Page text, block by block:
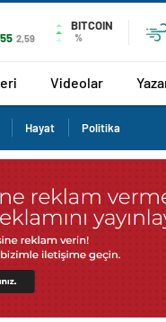
2,59
BITCOIN
%
Videolar
Hayat Politika